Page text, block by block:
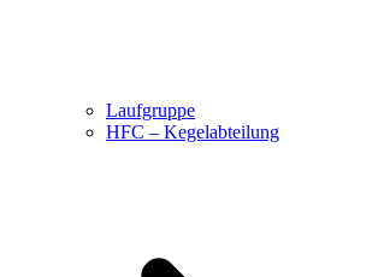
Laufgruppe
HFC – Kegelabteilung